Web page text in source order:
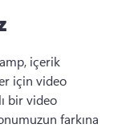
içerik
için video
bir video
farkına